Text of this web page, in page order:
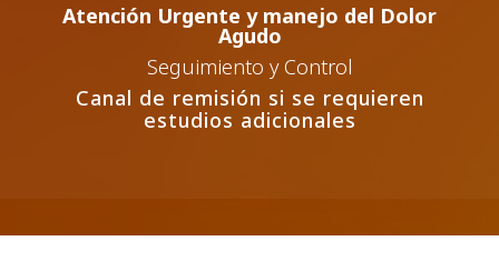
Atención Urgente y manejo del Dolor
Agudo
Seguimiento y Control
Canal de remisión si se requieren
estudios adicionales